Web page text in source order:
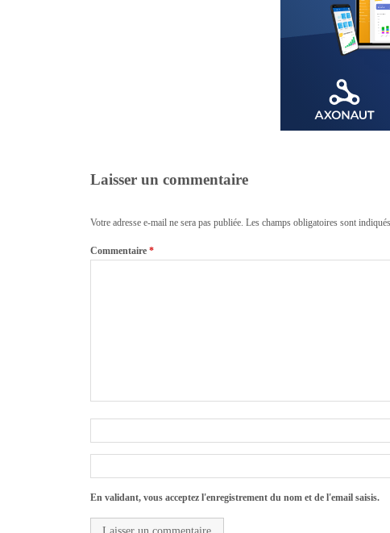
Laisser un commentaire
Votre adresse e-mail ne sera pas publiée. Les champs obligatoires sont
Commentaire *
En validant, vous acceptez l'enregistrement du nom et de l'email saisis.